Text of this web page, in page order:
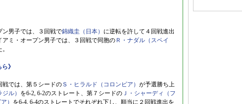
ン男子では、３回戦で錦織圭（日本） に逆転を許して４回戦進出
ミ・オープン男子では、３回戦で同胞の Ｒ・ナダル（スペイ
》
戦では、第５シードの Ｓ・ヒラルド（コロンビア） が予選勝ち上
ル） を6-2, 6-2のストレート、第７シードの Ｊ・シャーディ（フ
） を6-4, 6-4のストレートでそれぞれ下し、順当に２回戦進出を